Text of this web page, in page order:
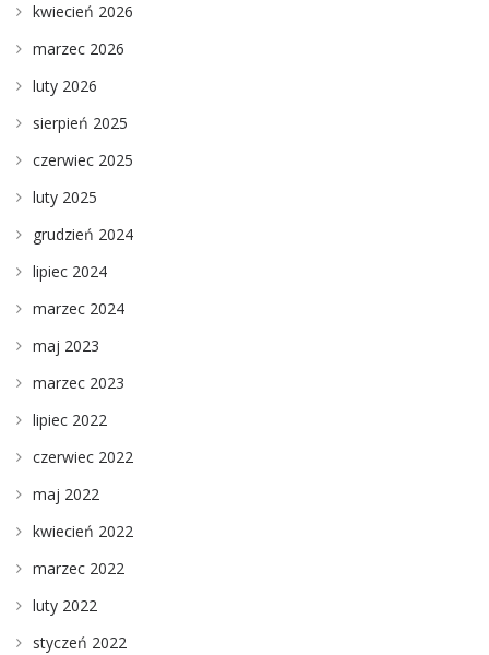
kwiecień 2026
marzec 2026
luty 2026
sierpień 2025
czerwiec 2025
luty 2025
grudzień 2024
lipiec 2024
marzec 2024
maj 2023
marzec 2023
lipiec 2022
czerwiec 2022
maj 2022
kwiecień 2022
marzec 2022
luty 2022
styczeń 2022